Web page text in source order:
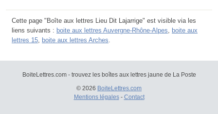
Cette page "Boîte aux lettres Lieu Dit Lajarrige" est visible via les
liens suivants : boite aux lettres Auvergne-Rhône-Alpes
boite aux
lettres 15 boite aux lettres Arches
BoiteLettres.com - trouvez les boîtes aux lettres jaune de La Poste
© 2026 BoiteLettres.com
Mentions légales- Contact